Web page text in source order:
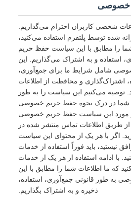
خصوصی
شخصی کاربران احترام می‌گذاریم.
شده توسط پلتفرم استفاده می‌کنید،
را مطابق با این سیاست حفظ حریم
استفاده و به اشتراک می‌گذاریم. این
شامل شرایط ما برای جمع‌آوری،
اشتراک‌گذاری و محافظت از اطلاعات
می‌کنیم این سیاست را به طور
شما در درک نحوه حفظ حریم خصوصی
مورد این سیاست حفظ حریم خصوصی
از طریق اطلاعات تماس منتشر شده در
اگر با هر یک از محتوای این سیاست
باید فوراً استفاده از خدمات
با ادامه استفاده از هر یک از خدمات
که ما اطلاعات شما را مطابق با این
طور قانونی جمع‌آوری، استفاده،
ذخیره و به اشتراک بگذاریم.